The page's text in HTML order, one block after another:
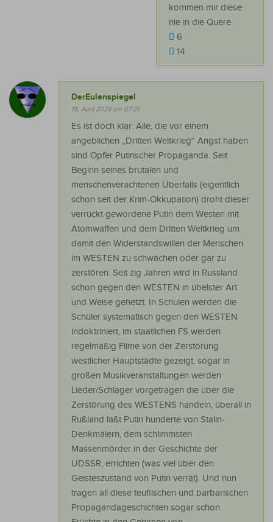
kommen mir diese
nie in die Quere.
6
14
DerEulenspiegel
15. April 2024 um 07:21
Es ist doch klar: Alle, die vor einem
angeblichen „Dritten Weltkrieg“ Angst haben
sind Opfer Putinscher Propaganda. Seit
Beginn seines brutalen und
menschenverachtenen Überfalls (eigentlich
schon seit der Krim-Okkupation) droht dieser
verrückt gewordene Putin dem Westen mit
Atomwaffen und dem Dritten Weltkrieg um
damit den Widerstandswillen der Menschen
im WESTEN zu schwächen oder gar zu
zerstören. Seit zig Jahren wird in Russland
schon gegen den WESTEN in übelster Art
und Weise gehetzt. In Schulen werden die
Schüler systematisch gegen den WESTEN
indoktriniert, im staatlichen FS werden
regelmäßig Filme von der Zerstörung
westlicher Hauptstädte gezeigt, sogar in
großen Musikveranstaltungen werden
Lieder/Schlager vorgetragen die über die
Zerstörung des WESTENS handeln, überall in
Rußland läßt Putin hunderte von Stalin-
Denkmälern, dem schlimmsten
Massenmörder in der Geschichte der
UDSSR, errichten (was viel über den
Geisteszustand von Putin verrät). Und nun
tragen all diese teuflischen und barbarischen
Propagandageschichten sogar schon